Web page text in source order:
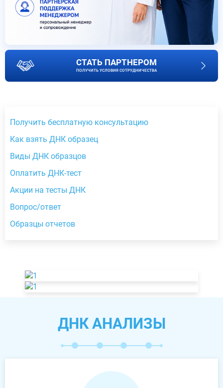
СТАТЬ ПАРТНЕРОМ
ПОЛУЧИТЬ УСЛОВИЯ СОТРУДНИЧЕСТВА
Получить бесплатную консультацию
Как взять ДНК образец
Виды ДНК образцов
Оплатить ДНК-тест
Акции на тесты ДНК
Вопрос/ответ
Образцы отчетов
ДНК АНАЛИЗЫ